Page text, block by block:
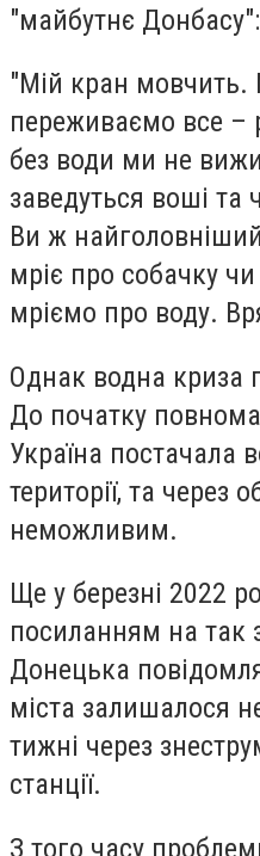
"майбутнє Донбасу":
"Мій кран мовчить.
переживаємо все –
без води ми не
заведуться воші та
Ви ж
мріє про собачку
мріємо про воду.
Однак водна криза
До початку
Україна постачала
території, та через
неможливим.
Ще у березні 2022
посиланням на так
Донецька
міста залишалося
тижні через
станції.
З того часу